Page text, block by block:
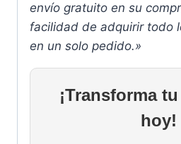
envío gratuito en su
facilidad de adquirir todo
en un solo pedido.»
¡Transforma
hoy!